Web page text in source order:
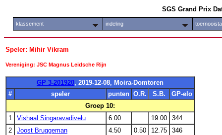
SGS Grand Prix
klassement indeling
Speler: Mihir Vikram
Vereniging: JSC Magnus Leidsche Rijn
GP 3-201920, 2019-12-08, Moira-Domtoren
#
speler punten O.R. S.B.
GP-elo
Groep 10:
1
Vishaal Singaravadivelu 6.00 19.00
344
2
Joost Bruggeman 4.50 0.50 12.75
346